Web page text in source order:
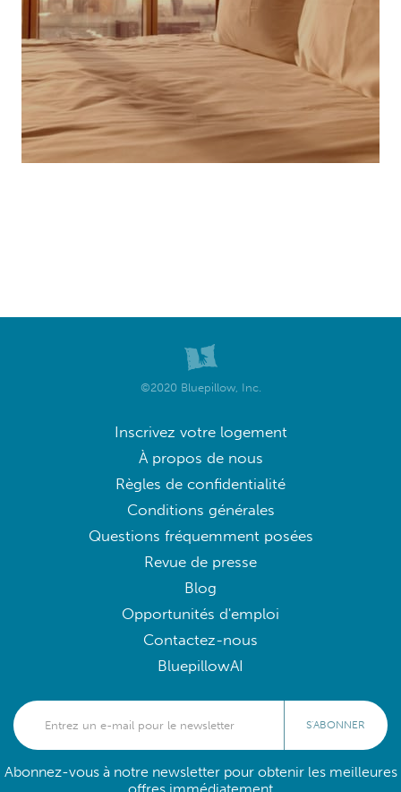
©2020 Bluepillow, Inc.
Inscrivez votre logement
À propos de nous
Règles de confidentialité
Conditions générales
Questions fréquemment posées
Revue de presse
Blog
Opportunités d'emploi
Contactez-nous
BluepillowAI
S'ABONNER
Abonnez-vous à notre newsletter pour obtenir les meilleures
offres immédiatement